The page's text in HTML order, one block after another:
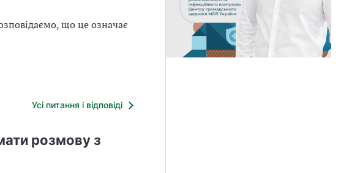
що це означає
Усі питання і відповіді
розмову з